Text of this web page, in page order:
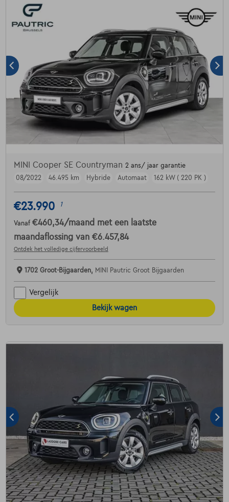
MINI Cooper SE Countryman 2 ans/ jaar garantie
08/2022
46.495 km Hybride Automaat 162 kW ( 220 PK )
€23.990 1
Vanaf €460,34/maand met een laatste
maandaflossing van €6.457,84
Ontdek het volledige cijfervoorbeeld
1702 Groot-Bijgaarden, MINI Pautric Groot Bijgaarden
Vergelijk
Bekijk wagen